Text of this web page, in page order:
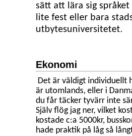
sätt att lära sig
lite fest eller bara
utbytesuniversitetet.
Ekonomi
Det är väldigt individuellt
är utomlands, eller i
du får täcker tyvärr inte
Själv flög jag ner, vilket
kostade c:a 5000kr,
hade praktik på låg så